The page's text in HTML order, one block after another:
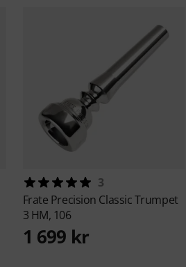
3
Frate Precision Classic Trumpet
3 HM, 106
1 699 kr